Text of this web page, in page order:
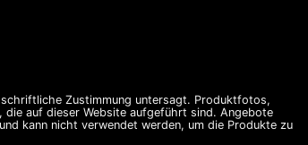
Zustimmung untersagt. Produktfotos,
die auf dieser Website aufgeführt sind. Angebote
kann nicht verwendet werden, um die Produkte zu